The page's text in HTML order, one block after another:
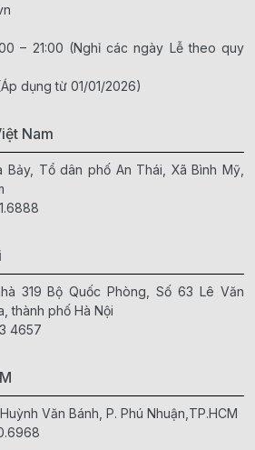
– 21:00 (Nghỉ các ngày Lễ theo quy
dụng từ 01/01/2026)
Nam
Tổ dân phố An Thái, Xã Bình Mỹ,
319 Bộ Quốc Phòng, Số 63 Lê Văn
thành phố Hà Nội
4657
Văn Bánh, P. Phú Nhuận,TP.HCM